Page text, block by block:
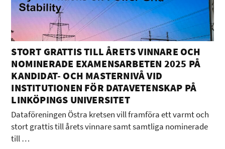
STORT GRATTIS TILL ÅRETS VINNARE OCH
NOMINERADE EXAMENSARBETEN 2025 PÅ
KANDIDAT- OCH MASTERNIVÅ VID
INSTITUTIONEN FÖR DATAVETENSKAP PÅ
LINKÖPINGS UNIVERSITET
Dataföreningen Östra kretsen vill framföra ett varmt och
stort grattis till årets vinnare samt samtliga nominerade
till …